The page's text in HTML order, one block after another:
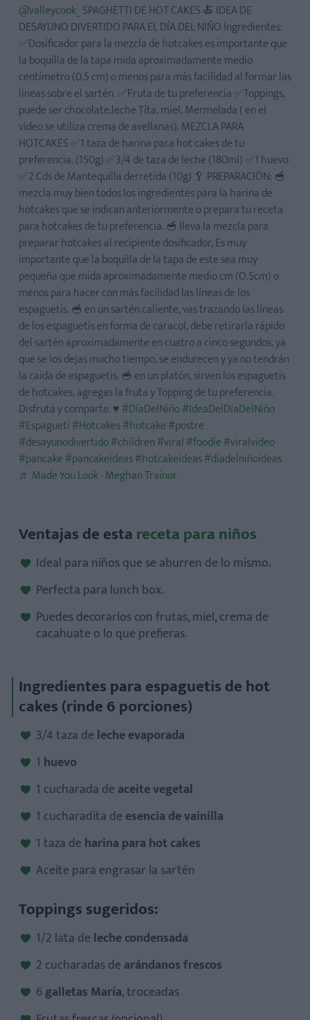
Paso 1: Prepara la mezcla
Paso 2: Llena una mamila o botella con boquilla
Paso 3: Cocina los fideos de hot cakes
Paso 4: Decora y sirve
¿Puedo usar leche normal en lugar de evaporada?
¿Se puede hacer sin huevo?
@valleycook_ SPAGHETTI DE HOT CAKES 🍝 IDEA DE
DESAYUNO DIVERTIDO PARA EL DÍA DEL NIÑO Ingredientes:
✅Dosificador para la mezcla de hotcakes es importante que
la boquilla de la tapa mida aproximadamente medio
centímetro (0.5 cm) o menos para más facilidad al formar las
líneas sobre el sartén. ✅Fruta de tu preferencia ✅Toppings,
puede ser chocolate,leche Tita, miel, Mermelada ( en el
video se utiliza crema de avellanas). MEZCLA PARA
HOTCAKES ✅1 taza de harina para hot cakes de tu
preferencia. (150g) ✅3/4 de taza de leche (180ml) ✅1 huevo
✅2 Cds de Mantequilla derretida (10g) 🥄 PREPARACIÓN: 🥣
mezcla muy bien todos los ingredientes para la harina de
hotcakes que se indican anteriormente o prepara tu receta
para hotcakes de tu preferencia. 🥣 lleva la mezcla para
preparar hotcakes al recipiente dosificador, Es muy
importante que la boquilla de la tapa de este sea muy
pequeña que mida aproximadamente medio cm (O.5cm) o
menos para hacer con más facilidad las líneas de los
espaguetis. 🥣 en un sartén caliente, vas trazando las líneas
de los espaguetis en forma de caracol, debe retirarla rápido
del sartén aproximadamente en cuatro a cinco segundos, ya
que se los dejas mucho tiempo, se endurecen y ya no tendrán
la caída de espaguetis. 🥣 en un platón, sirven los espaguetis
de hotcakes, agregas la fruta y Topping de tu preferencia.
Disfruta y comparte. ♥️#DíaDelNiño#IdeaDelDíaDelNiño
#Espagueti#Hotcakes#hotcake#postre
#desayunodivertido#children#viral#foodie#viralvideo
#pancake#pancakeideas#hotcakeideas#diadelniñoideas
♬ Made You Look - Meghan Trainor
Ventajas de estareceta para niños
Ideal para niños que se aburren de lo mismo.
Perfecta para lunch box.
Puedes decorarlos con frutas, miel, crema de
cacahuate o lo que prefieras.
Ingredientes para espaguetis de hot
cakes (rinde 6 porciones)
3/4 taza de leche evaporada
1 huevo
1 cucharada de aceite vegetal
1 cucharadita de esencia de vainilla
1 taza de harina para hot cakes
Aceite para engrasar la sartén
Toppings sugeridos:
1/2 lata de leche condensada
2 cucharadas de arándanos frescos
6galletas María, troceadas